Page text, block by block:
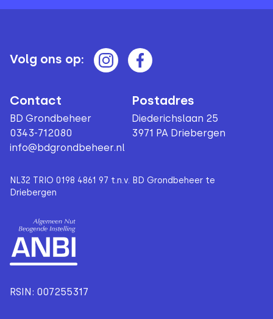
Volg ons op:
Contact
BD Grondbeheer
0343-712080
info@bdgrondbeheer.nl
Postadres
Diederichslaan 25
3971 PA Driebergen
NL32 TRIO 0198 4861 97 t.n.v. BD Grondbeheer te
Driebergen
RSIN: 007255317